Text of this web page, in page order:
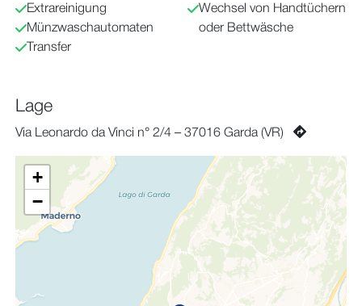
Extrareinigung
Münzwaschautomaten
Transfer
Wechsel von Handtüchern
oder Bettwäsche
Lage
Via Leonardo da Vinci n° 2/4 – 37016 Garda (VR)
+
−